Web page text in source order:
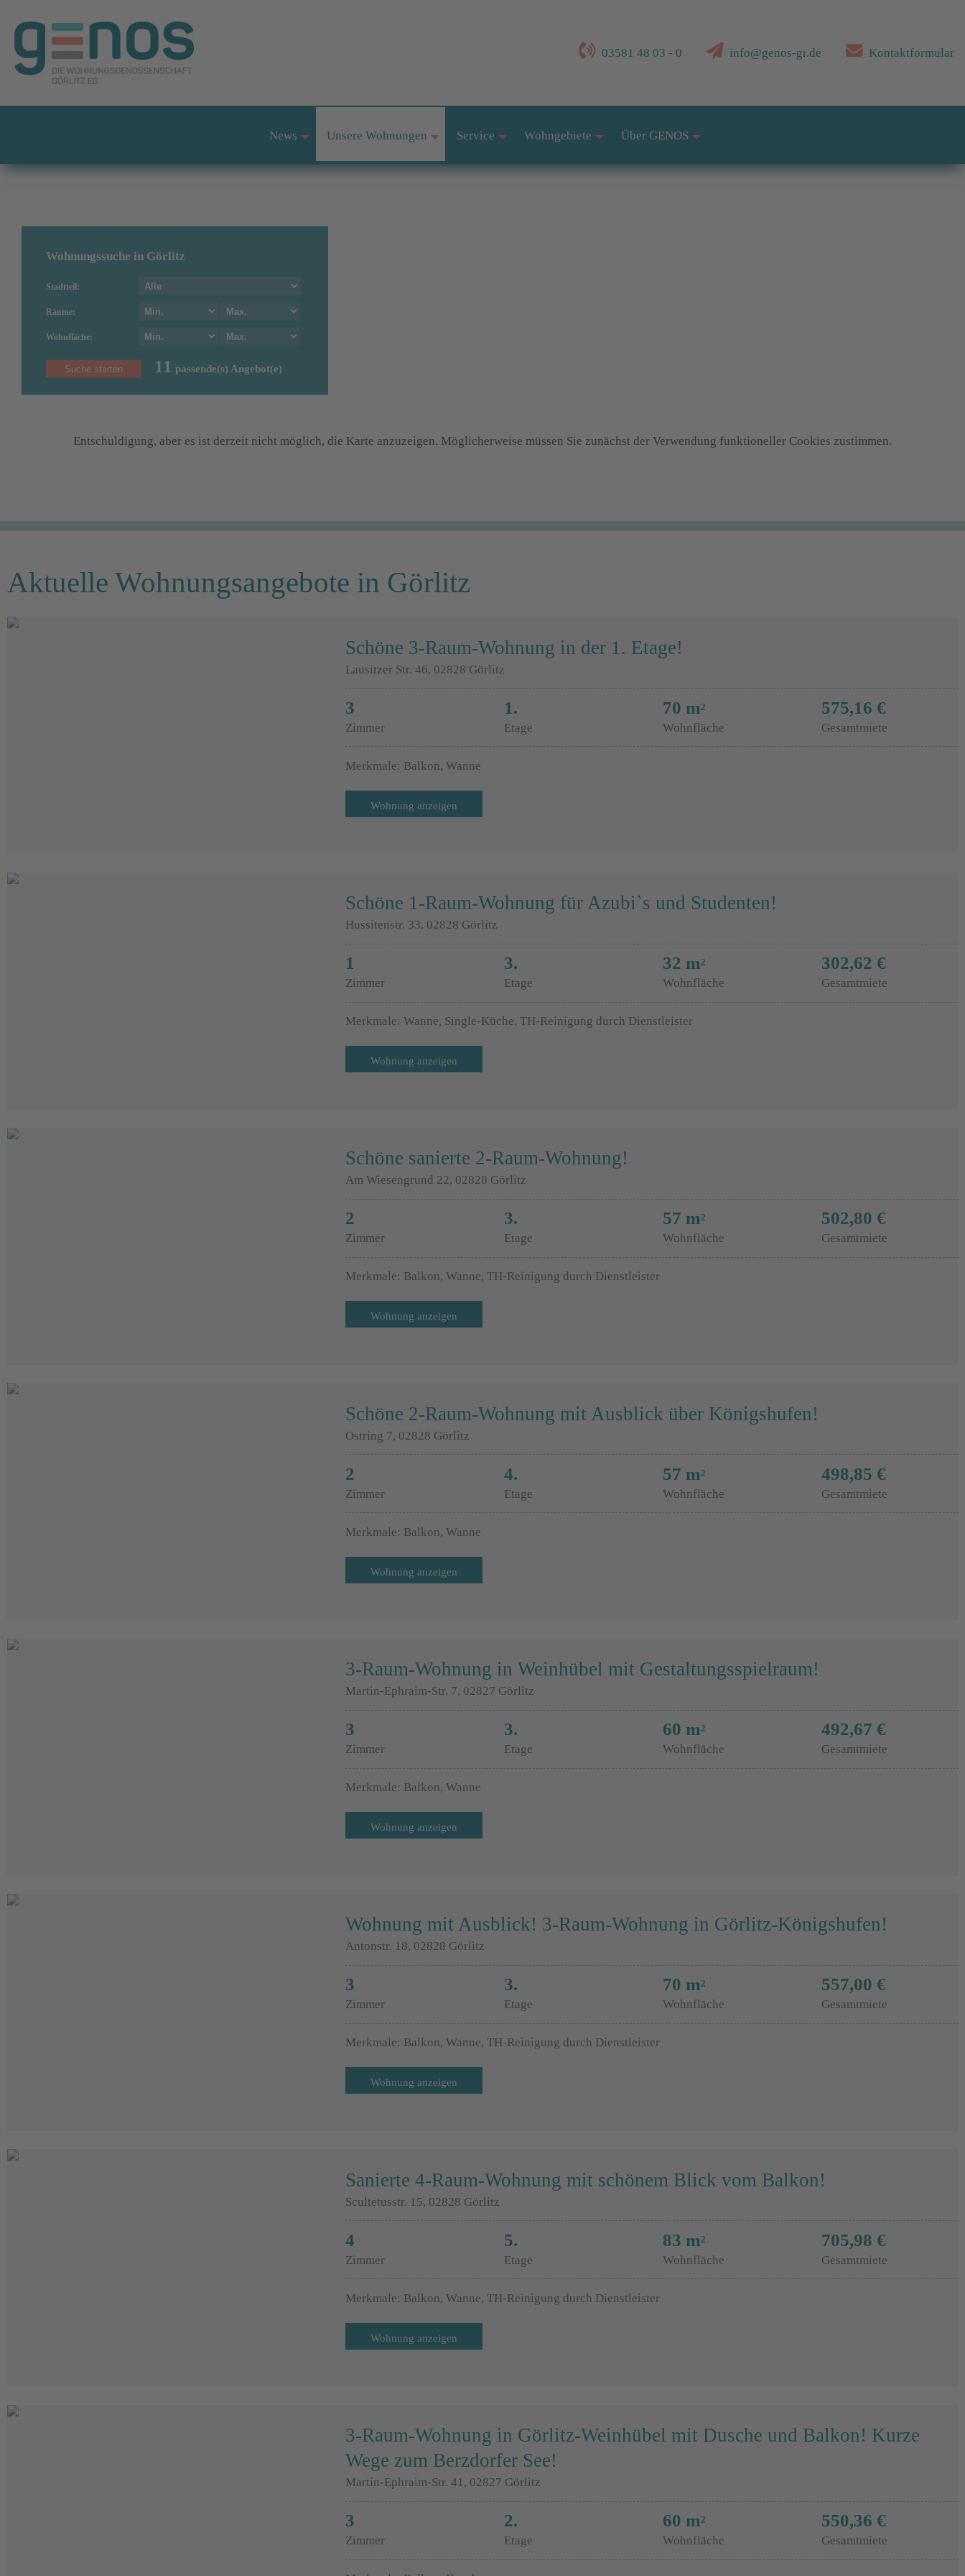
03581 48 03 - 0 info@genos-gr.de Kontaktformular
News Unsere Wohnungen Service Wohngebiete Über GENOS
Wohnungssuche in Görlitz
Stadtteil:
Räume:
Wohnfläche:
11 passende(s) Angebot(e)
Entschuldigung, aber es ist derzeit nicht möglich, die Karte anzuzeigen. Möglicherweise müssen Sie zunächst der Verwendung funktioneller Cookies zustimmen.
Aktuelle Wohnungsangebote in Görlitz
Schöne 3-Raum-Wohnung in der 1. Etage!
Lausitzer Str. 46, 02828 Görlitz
3
Zimmer
1.
Etage
70 m 2
Wohnfläche
575,16 €
Gesamtmiete
Merkmale: Balkon, Wanne
Wohnung anzeigen
Schöne 1-Raum-Wohnung für Azubi`s und Studenten!
Hussitenstr. 33, 02828 Görlitz
1
Zimmer
3.
Etage
32 m2
Wohnfläche
302,62 €
Gesamtmiete
Merkmale: Wanne, Single-Küche, TH-Reinigung durch Dienstleister
Wohnung anzeigen
Schöne sanierte 2-Raum-Wohnung!
Am Wiesengrund 22, 02828 Görlitz
2
Zimmer
3.
Etage
57 m2
Wohnfläche
502,80 €
Gesamtmiete
Merkmale: Balkon, Wanne, TH-Reinigung durch Dienstleister
Wohnung anzeigen
Schöne 2-Raum-Wohnung mit Ausblick über Königshufen!
Ostring 7, 02828 Görlitz
2
Zimmer
4.
Etage
57 m 2
Wohnfläche
498,85 €
Gesamtmiete
Merkmale: Balkon, Wanne
Wohnung anzeigen
3-Raum-Wohnung in Weinhübel mit Gestaltungsspielraum!
Martin-Ephraim-Str. 7, 02827 Görlitz
3
Zimmer
3.
Etage
60 m2
Wohnfläche
492,67 €
Gesamtmiete
Merkmale: Balkon, Wanne
Wohnung anzeigen
Wohnung mit Ausblick! 3-Raum-Wohnung in Görlitz-Königshufen!
Antonstr. 18, 02828 Görlitz
3
Zimmer
3.
Etage
70 m2
Wohnfläche
557,00 €
Gesamtmiete
Merkmale: Balkon, Wanne, TH-Reinigung durch Dienstleister
Wohnung anzeigen
Sanierte 4-Raum-Wohnung mit schönem Blick vom Balkon!
Scultetusstr. 15, 02828 Görlitz
4
Zimmer
5.
Etage
83 m 2
Wohnfläche
705,98 €
Gesamtmiete
Merkmale: Balkon, Wanne, TH-Reinigung durch Dienstleister
Wohnung anzeigen
3-Raum-Wohnung in Görlitz-Weinhübel mit Dusche und Balkon! Kurze
Wege zum Berzdorfer See!
Martin-Ephraim-Str. 41, 02827 Görlitz
3
Zimmer
2.
Etage
60 m2
Wohnfläche
550,36 €
Gesamtmiete